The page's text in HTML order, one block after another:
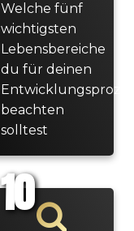
Welche fünf
wichtigsten
Lebensbereiche
du für deinen
beachten
solltest
10